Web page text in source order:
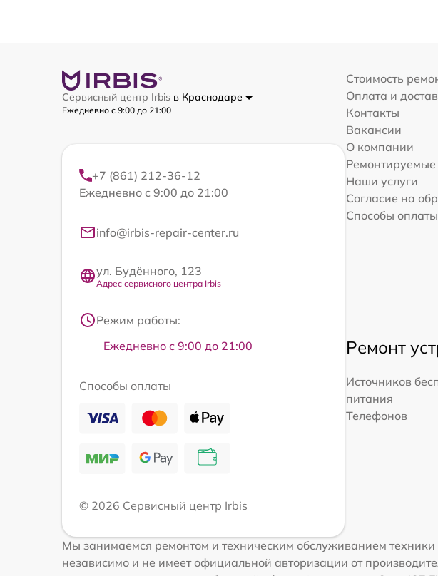
Сервисный центр Irbis в Краснодаре
Ежедневно с 9:00 до 21:00
+7 (861) 212-36-12
Ежедневно с 9:00 до 21:00
info@irbis-repair-center.ru
ул. Будённого, 123
Адрес сервисного центра Irbis
Режим работы:
Ежедневно с 9:00 до 21:00
Способы оплаты
© 2026 Сервисный центр Irbis
Стоимость
Оплата и
Контакты
Вакансии
О компании
Наши услуги
Согласие на
Способы оплаты
Ремонт
Источников
питания
Телефонов
Мы занимаемся ремонтом и техническим обслуживанием
независимо и не имеет официальной авторизации от